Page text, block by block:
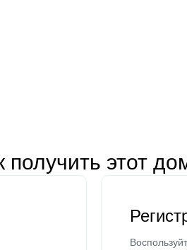
получить этот